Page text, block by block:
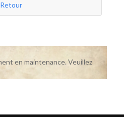
Retour
en maintenance. Veuillez